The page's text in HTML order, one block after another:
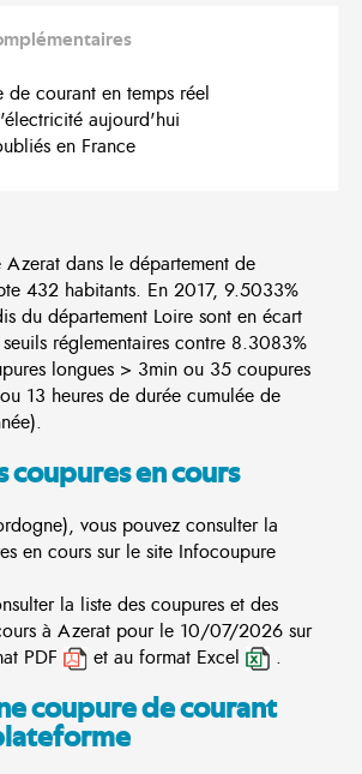
de courant en temps réel
aujourd'hui
en France
Azerat dans le département de
432 habitants. En 2017, 9.5033%
du département Loire sont en écart
réglementaires contre 8.3083%
longues > 3min ou 35 coupures
13 heures de durée cumulée de
coupures en cours
vous pouvez consulter la
en cours sur le site Infocoupure
la liste des coupures et des
à Azerat pour le 10/07/2026 sur
PDF
et au format Excel .
coupure de courant